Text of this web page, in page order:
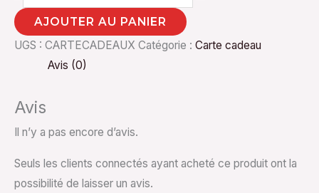
AJOUTER AU PANIER
UGS : CARTECADEAUX Catégorie : Carte cadeau
Avis (0)
Avis
Il n’y a pas encore d’avis.
Seuls les clients connectés ayant acheté ce produit ont la
possibilité de laisser un avis.